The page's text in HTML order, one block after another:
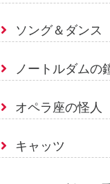
ソング＆ダンス
ノートルダムの
オペラ座の怪人
キャッツ